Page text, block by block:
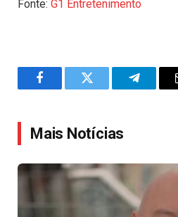
Fonte: G1 Entretenimento
FacebookTwitter
Mais Notícias